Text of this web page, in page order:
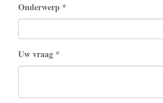
Onderwerp
Uw vraag